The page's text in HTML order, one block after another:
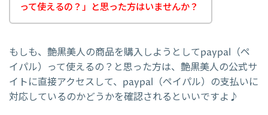
って使えるの？」と思った方はいませんか？
もしも、艶黒美人の商品を購入しようとしてpaypal（ペ
イパル）って使えるの？と思った方は、艶黒美人の公式サ
イトに直接アクセスして、paypal（ペイパル）の支払いに
対応しているのかどうかを確認されるといいですよ♪